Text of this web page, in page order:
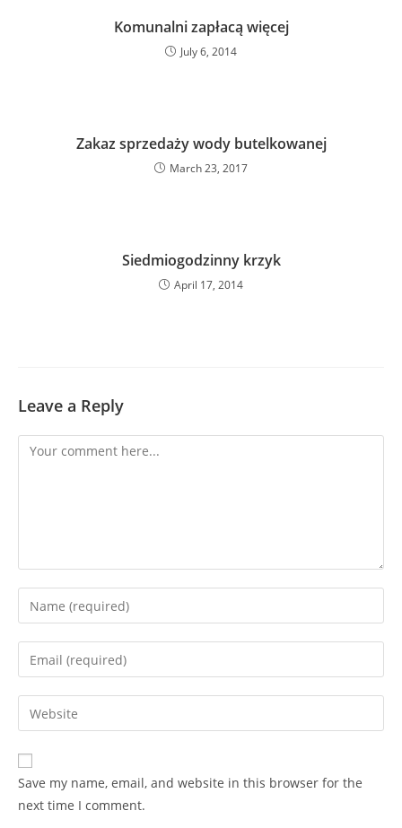
Komunalni zapłacą więcej
July 6, 2014
Zakaz sprzedaży wody butelkowanej
March 23, 2017
Siedmiogodzinny krzyk
April 17, 2014
Leave a Reply
Comment
Enter
your
name
comment
Enter
your
email
address
comment
Enter
your
website
URL
(optional)
Save my name, email, and website in this browser for the
next time I comment.